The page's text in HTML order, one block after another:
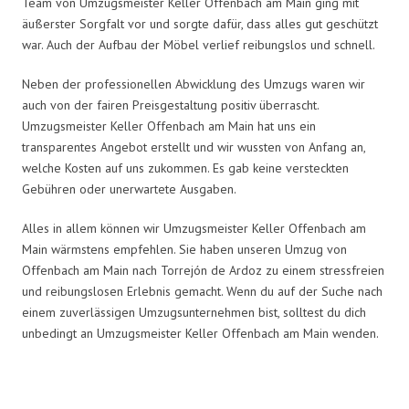
äußerster Sorgfalt vor und sorgte dafür, dass alles gut geschützt
war. Auch der Aufbau der Möbel verlief reibungslos und schnell.
Neben der professionellen Abwicklung des Umzugs waren wir
auch von der fairen Preisgestaltung positiv überrascht.
Umzugsmeister Keller Offenbach am Main hat uns ein
transparentes Angebot erstellt und wir wussten von Anfang an,
welche Kosten auf uns zukommen. Es gab keine versteckten
Gebühren oder unerwartete Ausgaben.
Alles in allem können wir Umzugsmeister Keller Offenbach am
Main wärmstens empfehlen. Sie haben unseren Umzug von
Offenbach am Main nach Torrejón de Ardoz zu einem stressfreien
und reibungslosen Erlebnis gemacht. Wenn du auf der Suche nach
einem zuverlässigen Umzugsunternehmen bist, solltest du dich
unbedingt an Umzugsmeister Keller Offenbach am Main wenden.